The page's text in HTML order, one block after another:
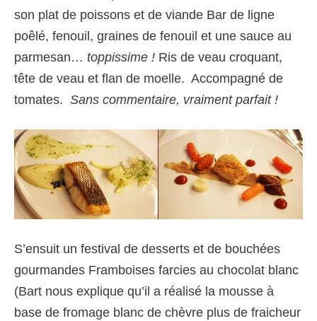
son plat de poissons et de viande Bar de ligne
poêlé, fenouil, graines de fenouil et une sauce au
parmesan… toppissime ! Ris de veau croquant,
tête de veau et flan de moelle. Accompagné de
tomates. Sans commentaire, vraiment parfait !
S’ensuit un festival de desserts et de bouchées
gourmandes Framboises farcies au chocolat blanc
(Bart nous explique qu’il a réalisé la mousse à
base de fromage blanc de chèvre plus de fraicheur